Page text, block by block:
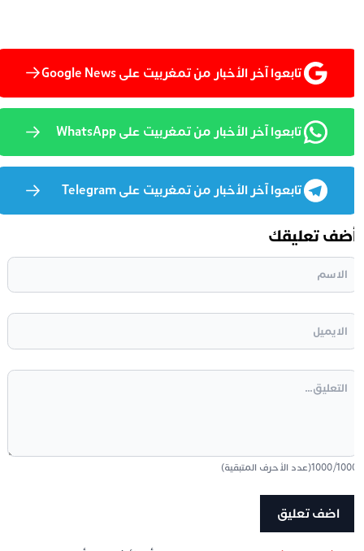
تابعوا آخر الأخبار من تمغربيت على Google News
تابعوا آخر الأخبار من تمغربيت على WhatsApp
تابعوا آخر الأخبار من تمغربيت على Telegram
تعليقك
/
1000(عدد الأحرف المتبقية)